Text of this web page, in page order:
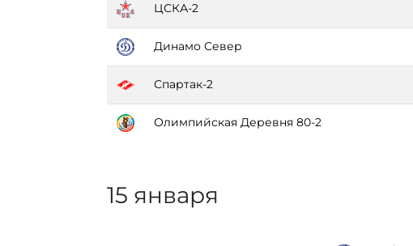
ЦСКА-2
Динамо Север
Спартак-2
Олимпийская Деревня 80-2
15 января